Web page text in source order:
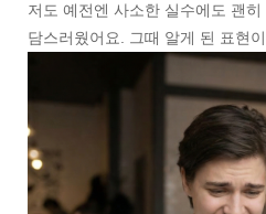
저도 예전엔 사소한 실수에도 괜
담스러웠어요. 그때 알게 된 표현